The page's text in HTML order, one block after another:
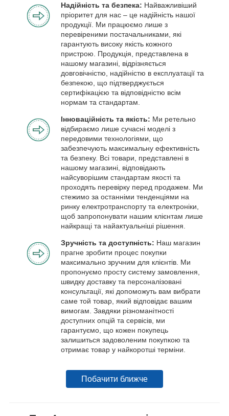
Надійність та безпека: Найважливіший
пріоритет для нас – це надійність нашої
продукції. Ми працюємо лише з
перевіреними постачальниками, які
гарантують високу якість кожного
пристрою. Продукція, представлена в
нашому магазині, відрізняється
довговічністю, надійністю в експлуатації та
безпекою, що підтверджується
сертифікацією та відповідністю всім
нормам та стандартам.
Інноваційність та якість: Ми ретельно
відбираємо лише сучасні моделі з
передовими технологіями, що
забезпечують максимальну ефективність
та безпеку. Всі товари, представлені в
нашому магазині, відповідають
найсуворішим стандартам якості та
проходять перевірку перед продажем. Ми
стежимо за останніми тенденціями на
ринку електротранспорту та електроніки,
щоб запропонувати нашим клієнтам лише
найкращі та найактуальніші рішення.
Зручність та доступність: Наш магазин
прагне зробити процес покупки
максимально зручним для клієнтів. Ми
пропонуємо просту систему замовлення,
швидку доставку та персоналізовані
консультації, які допоможуть вам вибрати
саме той товар, який відповідає вашим
вимогам. Завдяки різноманітності
доступних опцій та сервісів, ми
гарантуємо, що кожен покупець
залишиться задоволеним покупкою та
отримає товар у найкоротші терміни.
Побачити ближче